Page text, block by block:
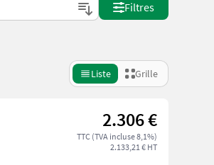
Filtres
Liste Grille
2.306 €
TTC (TVA incluse 8,1%)
2.133,21 € HT